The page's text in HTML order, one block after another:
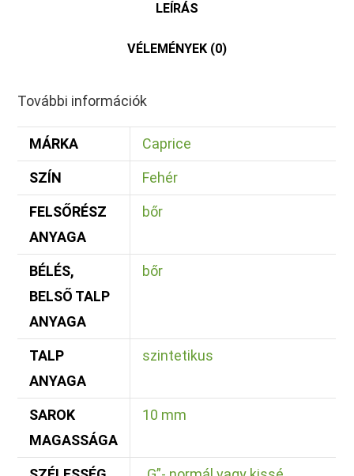
LEÍRÁS
VÉLEMÉNYEK (0)
További információk
MÁRKA Caprice
SZÍN Fehér
FELSŐRÉSZ
ANYAGA
bőr
BÉLÉS,
BELSŐ TALP
ANYAGA
bőr
TALP
ANYAGA
szintetikus
SAROK
MAGASSÁGA
10 mm